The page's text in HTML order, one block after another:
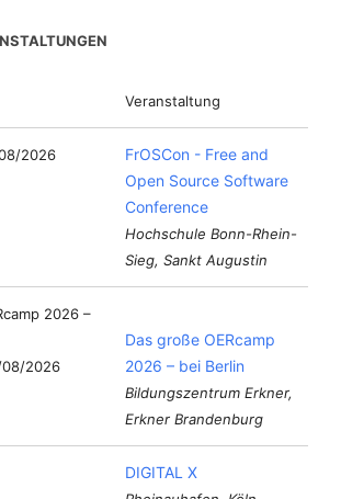
Veranstaltung
2026
FrOSCon - Free and
Open Source Software
Conference
Hochschule Bonn-Rhein-
Sieg, Sankt Augustin
2026
Das große OERcamp
2026 – bei Berlin
Bildungszentrum Erkner,
Erkner Brandenburg
DIGITAL X